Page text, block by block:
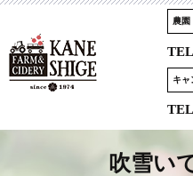
農園
TEL
キャ
TEL
吹雪い